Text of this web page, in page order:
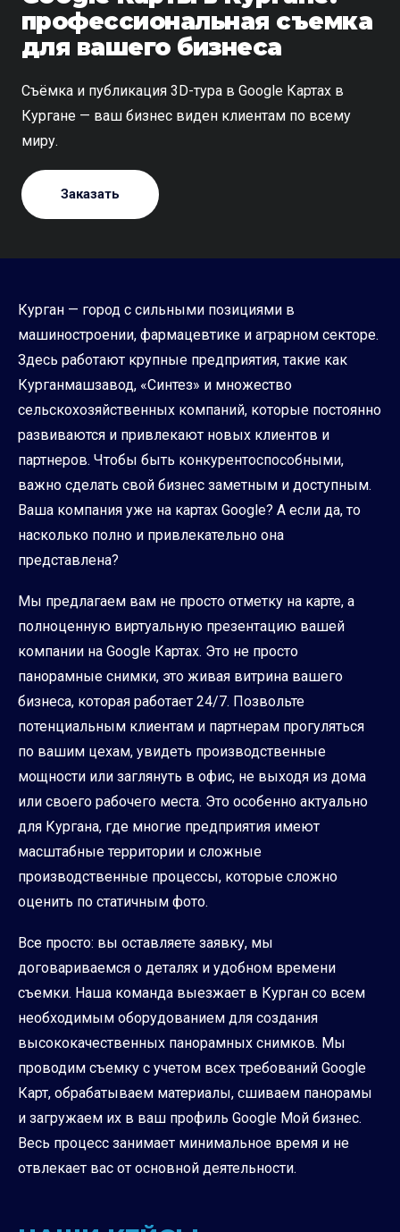
профессиональная съемка
для вашего бизнеса
Съёмка и публикация 3D-тура в Google Картах в
Кургане — ваш бизнес виден клиентам по всему
миру.
Заказать
Курган — город с сильными позициями в
машиностроении, фармацевтике и аграрном секторе.
Здесь работают крупные предприятия, такие как
Курганмашзавод, «Синтез» и множество
сельскохозяйственных компаний, которые постоянно
развиваются и привлекают новых клиентов и
партнеров. Чтобы быть конкурентоспособными,
важно сделать свой бизнес заметным и доступным.
Ваша компания уже на картах Google? А если да, то
насколько полно и привлекательно она
представлена?
Мы предлагаем вам не просто отметку на карте, а
полноценную виртуальную презентацию вашей
компании на Google Картах. Это не просто
панорамные снимки, это живая витрина вашего
бизнеса, которая работает 24/7. Позвольте
потенциальным клиентам и партнерам прогуляться
по вашим цехам, увидеть производственные
мощности или заглянуть в офис, не выходя из дома
или своего рабочего места. Это особенно актуально
для Кургана, где многие предприятия имеют
масштабные территории и сложные
производственные процессы, которые сложно
оценить по статичным фото.
Все просто: вы оставляете заявку, мы
договариваемся о деталях и удобном времени
съемки. Наша команда выезжает в Курган со всем
необходимым оборудованием для создания
высококачественных панорамных снимков. Мы
проводим съемку с учетом всех требований Google
Карт, обрабатываем материалы, сшиваем панорамы
и загружаем их в ваш профиль Google Мой бизнес.
Весь процесс занимает минимальное время и не
отвлекает вас от основной деятельности.